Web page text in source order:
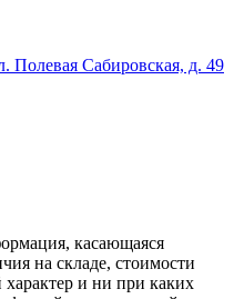
Полевая Сабировская, д. 49
касающаяся
на складе, стоимости
и ни при каких